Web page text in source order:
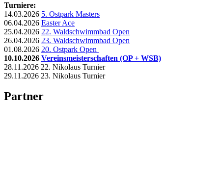
Turniere:
14.03.2026 5. Ostpark Masters
06.04.2026 Easter Ace
25.04.2026 22. Waldschwimmbad Open
26.04.2026 23. Waldschwimmbad Open
01.08.2026 20. Ostpark Open
10.10.2026 Vereinsmeisterschaften (OP + WSB)
28.11.2026 22. Nikolaus Turnier
29.11.2026 23. Nikolaus Turnier
Partner